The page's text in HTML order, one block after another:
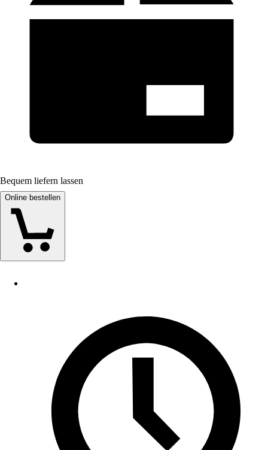
Bequem liefern lassen
Online bestellen